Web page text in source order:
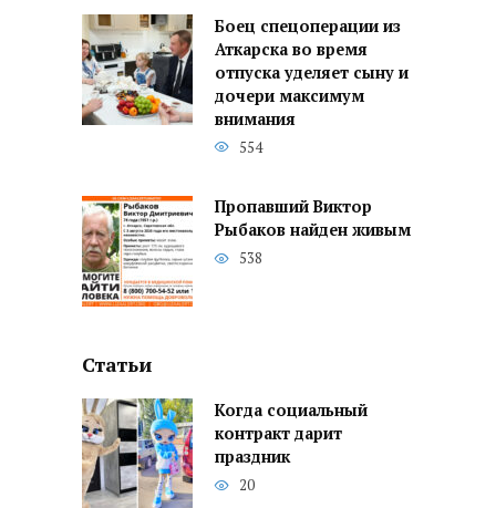
Боец спецоперации из
Аткарска во время
отпуска уделяет сыну и
дочери максимум
внимания
554
Пропавший Виктор
Рыбаков найден живым
538
Статьи
Когда социальный
контракт дарит
праздник
20